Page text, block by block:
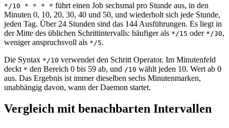
*/10 * * * * führt einen Job sechsmal pro Stunde aus, in den
Minuten 0, 10, 20, 30, 40 und 50, und wiederholt sich jede Stunde,
jeden Tag. Über 24 Stunden sind das 144 Ausführungen. Es liegt in
der Mitte des üblichen Schrittintervalls: häufiger als */15 oder */30,
weniger anspruchsvoll als */5.
Die Syntax */10 verwendet den Schritt Operator. Im Minutenfeld
deckt * den Bereich 0 bis 59 ab, und /10 wählt jeden 10. Wert ab 0
aus. Das Ergebnis ist immer dieselben sechs Minutenmarken,
unabhängig davon, wann der Daemon startet.
Vergleich mit benachbarten Intervallen